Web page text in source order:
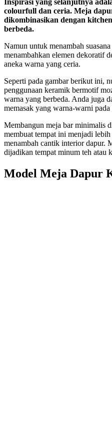
colourfull dan ceria. Meja
dikombinasikan dengan
berbeda.
Namun untuk menambah
menambahkan elemen dekoratif
aneka warna yang ceria.
Seperti pada gambar berikut ini,
penggunaan keramik bermotif
warna yang berbeda. Anda juga
memasak yang warna-warni
Membangun meja bar minimalis
membuat tempat ini menjadi
menambah cantik interior dapur.
dijadikan tempat minum teh atau
Model Meja Dapur